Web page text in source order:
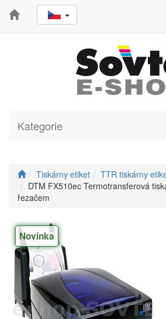
Kategorie
Tiskárny etiket TTR tiskárny
DTM FX510ec Termotransferová
řezačem
Novinka